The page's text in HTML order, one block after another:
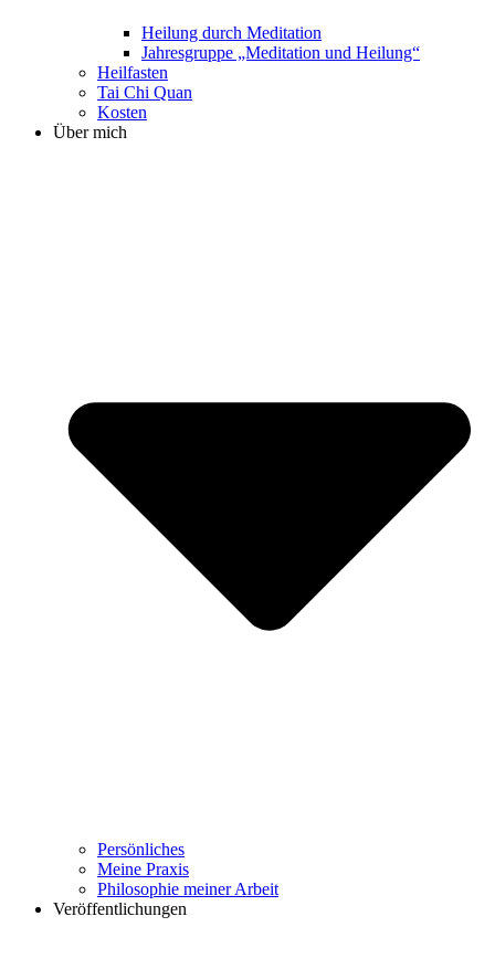
Heilung durch Meditation
Jahresgruppe „Meditation und Heilung“
Heilfasten
Tai Chi Quan
Kosten
Über mich
Persönliches
Meine Praxis
Philosophie meiner Arbeit
Veröffentlichungen